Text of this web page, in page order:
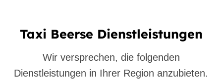
Taxi Beerse Dienstleistungen
Wir versprechen, die folgenden
Dienstleistungen in Ihrer Region anzubieten.